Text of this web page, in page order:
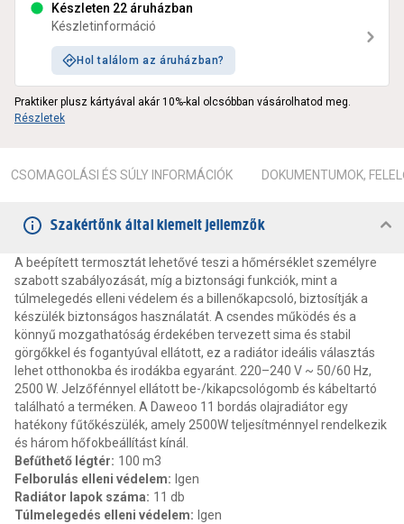
Készleten 22 áruházban
Készletinformáció
Hol találom az áruházban?
Praktiker plusz kártyával akár 10%-kal olcsóbban vásárolhatod meg.
Részletek
CSOMAGOLÁSI ÉS SÚLY INFORMÁCIÓK DOKUMENTUMOK,
Szakértőnk által kiemelt jellemzők
A beépített termosztát lehetővé teszi a hőmérséklet személyre
szabott szabályozását, míg a biztonsági funkciók, mint a
túlmelegedés elleni védelem és a billenőkapcsoló, biztosítják a
készülék biztonságos használatát. A csendes működés és a
könnyű mozgathatóság érdekében tervezett sima és stabil
görgőkkel és fogantyúval ellátott, ez a radiátor ideális választás
lehet otthonokba és irodákba egyaránt. 220–240 V ~ 50/60 Hz,
2500 W. Jelzőfénnyel ellátott be-/kikapcsológomb és kábeltartó
található a terméken. A Daweoo 11 bordás olajradiátor egy
hatékony fűtőkészülék, amely 2500W teljesítménnyel rendelkezik
és három hőfokbeállítást kínál.
Befűthető légtér: 100 m3
Felborulás elleni védelem: Igen
Radiátor lapok száma: 11 db
Túlmelegedés elleni védelem: Igen